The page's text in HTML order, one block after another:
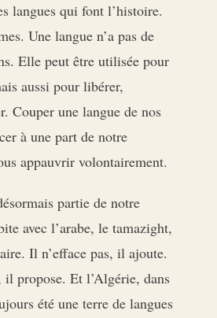
langues qui font l’histoire.
Une langue n’a pas de
Elle peut être utilisée pour
aussi pour libérer,
Couper une langue de nos
à une part de notre
appauvrir volontairement.
partie de notre
avec l’arabe, le tamazight,
Il n’efface pas, il ajoute.
il propose. Et l’Algérie, dans
été une terre de langues